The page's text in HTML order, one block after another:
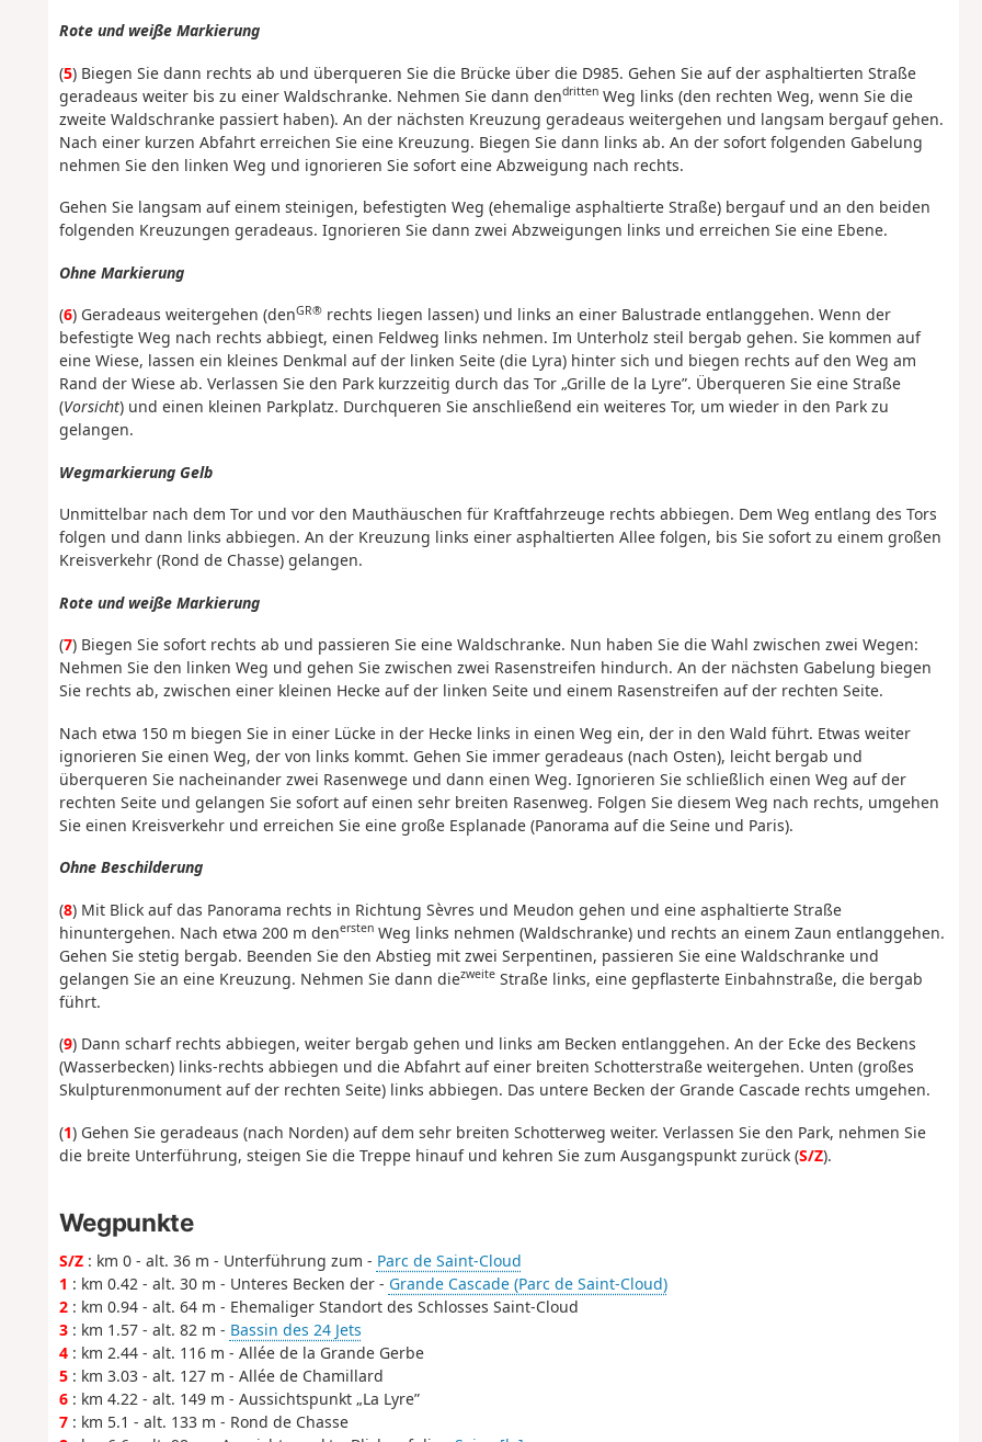
Rote und weiße Markierung
(5) Biegen Sie dann rechts ab und überqueren Sie die Brücke über die D985. Gehen Sie auf der asphaltierten Straße
geradeaus weiter bis zu einer Waldschranke. Nehmen Sie dann dendrittenWeg links (den rechten Weg, wenn Sie die
zweite Waldschranke passiert haben). An der nächsten Kreuzung geradeaus weitergehen und langsam bergauf gehen.
Nach einer kurzen Abfahrt erreichen Sie eine Kreuzung. Biegen Sie dann links ab. An der sofort folgenden Gabelung
nehmen Sie den linken Weg und ignorieren Sie sofort eine Abzweigung nach rechts.
Gehen Sie langsam auf einem steinigen, befestigten Weg (ehemalige asphaltierte Straße) bergauf und an den beiden
folgenden Kreuzungen geradeaus. Ignorieren Sie dann zwei Abzweigungen links und erreichen Sie eine Ebene.
Ohne Markierung
(6) Geradeaus weitergehen (denGR®rechts liegen lassen) und links an einer Balustrade entlanggehen. Wenn der
befestigte Weg nach rechts abbiegt, einen Feldweg links nehmen. Im Unterholz steil bergab gehen. Sie kommen auf
eine Wiese, lassen ein kleines Denkmal auf der linken Seite (die Lyra) hinter sich und biegen rechts auf den Weg am
Rand der Wiese ab. Verlassen Sie den Park kurzzeitig durch das Tor „Grille de la Lyre”. Überqueren Sie eine Straße
(Vorsicht) und einen kleinen Parkplatz. Durchqueren Sie anschließend ein weiteres Tor, um wieder in den Park zu
gelangen.
Wegmarkierung Gelb
Unmittelbar nach dem Tor und vor den Mauthäuschen für Kraftfahrzeuge rechts abbiegen. Dem Weg entlang des Tors
folgen und dann links abbiegen. An der Kreuzung links einer asphaltierten Allee folgen, bis Sie sofort zu einem großen
Kreisverkehr (Rond de Chasse) gelangen.
Rote und weiße Markierung
(7) Biegen Sie sofort rechts ab und passieren Sie eine Waldschranke. Nun haben Sie die Wahl zwischen zwei Wegen:
Nehmen Sie den linken Weg und gehen Sie zwischen zwei Rasenstreifen hindurch. An der nächsten Gabelung biegen
Sie rechts ab, zwischen einer kleinen Hecke auf der linken Seite und einem Rasenstreifen auf der rechten Seite.
Nach etwa 150 m biegen Sie in einer Lücke in der Hecke links in einen Weg ein, der in den Wald führt. Etwas weiter
ignorieren Sie einen Weg, der von links kommt. Gehen Sie immer geradeaus (nach Osten), leicht bergab und
überqueren Sie nacheinander zwei Rasenwege und dann einen Weg. Ignorieren Sie schließlich einen Weg auf der
rechten Seite und gelangen Sie sofort auf einen sehr breiten Rasenweg. Folgen Sie diesem Weg nach rechts, umgehen
Sie einen Kreisverkehr und erreichen Sie eine große Esplanade (Panorama auf die Seine und Paris).
Ohne Beschilderung
(8) Mit Blick auf das Panorama rechts in Richtung Sèvres und Meudon gehen und eine asphaltierte Straße
hinuntergehen. Nach etwa 200 m denerstenWeg links nehmen (Waldschranke) und rechts an einem Zaun entlanggehen.
Gehen Sie stetig bergab. Beenden Sie den Abstieg mit zwei Serpentinen, passieren Sie eine Waldschranke und
gelangen Sie an eine Kreuzung. Nehmen Sie dann diezweiteStraße links, eine gepflasterte Einbahnstraße, die bergab
führt.
(9) Dann scharf rechts abbiegen, weiter bergab gehen und links am Becken entlanggehen. An der Ecke des Beckens
(Wasserbecken) links-rechts abbiegen und die Abfahrt auf einer breiten Schotterstraße weitergehen. Unten (großes
Skulpturenmonument auf der rechten Seite) links abbiegen. Das untere Becken der Grande Cascade rechts umgehen.
(1) Gehen Sie geradeaus (nach Norden) auf dem sehr breiten Schotterweg weiter. Verlassen Sie den Park, nehmen Sie
die breite Unterführung, steigen Sie die Treppe hinauf und kehren Sie zum Ausgangspunkt zurück (S/Z).
Wegpunkte
S/Z: km 0 - alt. 36 m - Unterführung zum - Parc de Saint-Cloud
1 : km 0.42 - alt. 30 m - Unteres Becken der - Grande Cascade (Parc de Saint-Cloud)
2: km 0.94 - alt. 64 m - Ehemaliger Standort des Schlosses Saint-Cloud
3: km 1.57 - alt. 82 m - Bassin des 24 Jets
4: km 2.44 - alt. 116 m - Allée de la Grande Gerbe
5: km 3.03 - alt. 127 m - Allée de Chamillard
6: km 4.22 - alt. 149 m - Aussichtspunkt „La Lyre”
7: km 5.1 - alt. 133 m - Rond de Chasse